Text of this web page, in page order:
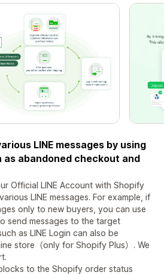
LINE messages by using
abandoned checkout and
Official LINE Account with Shopify
LINE messages. For example, if
only to new buyers, you can use
send messages to the target
as LINE Login can also be
store（only for Shopify Plus）. We
to the Shopify order status